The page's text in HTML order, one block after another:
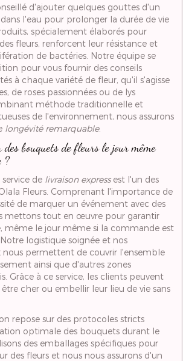
d'ajouter quelques gouttes d'un
l'eau pour prolonger la durée de vie
spécialement élaborés pour
fleurs, renforcent leur résistance et
de bactéries. Notre équipe se
pour vous fournir des conseils
à chaque variété de fleur, qu'il s'agisse
de roses passionnées ou de lys
méthode traditionnelle et
de l'environnement, nous assurons
longévité remarquable.
bouquets de fleurs le jour même
?
de livraison expressest l'un des
Fleurs. Comprenant l'importance de
de marquer un événement avec des
mettons tout en œuvre pour garantir
même le jour même si la commande est
logistique soignée et nos
nous permettent de couvrir l'ensemble
ainsi que d'autres zones
Grâce à ce service, les clients peuvent
cher ou embellir leur lieu de vie sans
repose sur des protocoles stricts
optimale des bouquets durant le
des emballages spécifiques pour
des fleurs et nous nous assurons d'un